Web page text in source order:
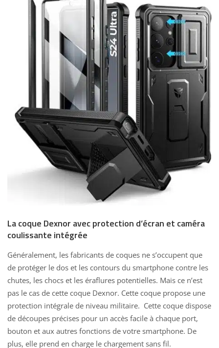
La coque Dexnor avec protection d’écran et caméra
coulissante intégrée
Généralement, les fabricants de coques ne s’occupent que
de protéger le dos et les contours du smartphone contre les
chutes, les chocs et les éraflures potentielles. Mais ce n’est
pas le cas de cette coque Dexnor. Cette coque propose une
protection intégrale de niveau militaire. Cette coque dispose
de découpes précises pour un accès facile à chaque port,
bouton et aux autres fonctions de votre smartphone. De
plus, elle prend en charge le chargement sans fil.